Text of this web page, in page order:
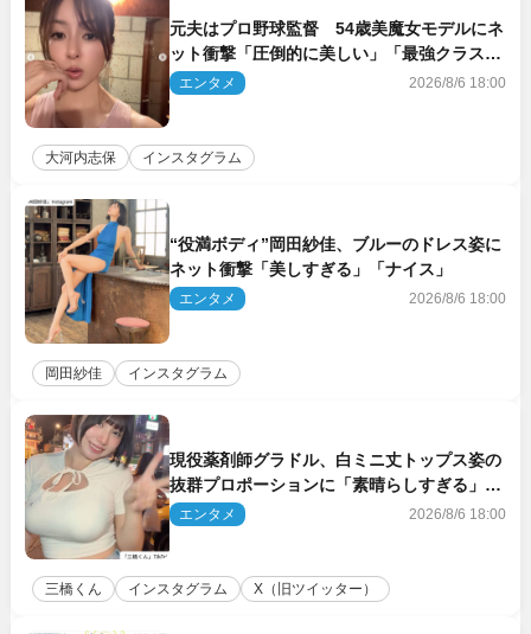
元夫はプロ野球監督 54歳美魔女モデルにネ
ット衝撃「圧倒的に美しい」「最強クラス」
「うっとり」
エンタメ 2026/8/6 18:00
大河内志保 インスタグラム
“役満ボディ”岡田紗佳、ブルーのドレス姿に
ネット衝撃「美しすぎる」「ナイス」
エンタメ 2026/8/6 18:00
岡田紗佳 インスタグラム
現役薬剤師グラドル、白ミニ丈トップス姿の
抜群プロポーションに「素晴らしすぎる」
「すっっっご！」とネット絶賛
エンタメ 2026/8/6 18:00
三橋くん インスタグラム X（旧ツイッター）